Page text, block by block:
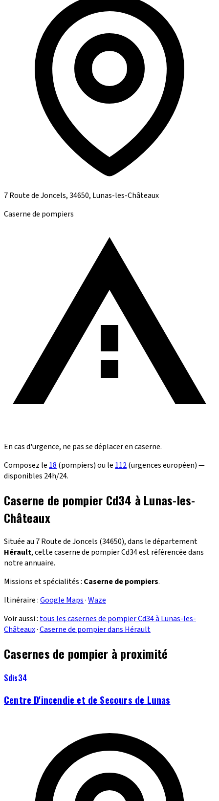
7 Route de Joncels, 34650, Lunas-les-Châteaux
Caserne de pompiers
En cas d'urgence, ne pas se déplacer en caserne.
Composez le 18 (pompiers) ou le 112(urgences européen) —
disponibles 24h/24.
Caserne de pompier Cd34 à Lunas-les-
Châteaux
Située au 7 Route de Joncels (34650), dans le département
Hérault, cette caserne de pompier Cd34 est référencée dans
notre annuaire.
Missions et spécialités : Caserne de pompiers.
Itinéraire :Google Maps·Waze
Voir aussi : tous les casernes de pompier Cd34 à Lunas-les-
Châteaux·Caserne de pompier dans Hérault
Casernes de pompier à proximité
Sdis34
Centre D'incendie et de Secours de Lunas